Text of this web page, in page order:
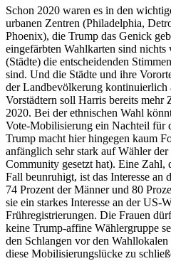
Schon 2020 waren es in den
urbanen Zentren (Philadelphia,
Phoenix), die Trump das Genick
eingefärbten Wahlkarten sind
(Städte) die entscheidenden
sind. Und die Städte und ihre
der Landbevölkerung kontinuierlich
Vorstädtern soll Harris bereits mehr
2020. Bei der ethnischen Wahl
Vote-Mobilisierung ein Nachteil für
Trump macht hier hingegen kaum
anfänglich sehr stark auf Wähler
Community gesetzt hat). Eine Zahl,
Fall beunruhigt, ist das Interesse an
74 Prozent der Männer und 80
sie ein starkes Interesse an der US-
Frühregistrierungen. Die Frauen
keine Trump-affine Wählergruppe
den Schlangen vor den
diese Mobilisierungslücke zu